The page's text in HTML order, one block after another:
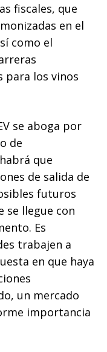
fiscales, que
en el
como el
para los vinos
se aboga por
de
que
de salida de
futuros
se llegue con
Es
trabajen a
en que haya
un mercado
importancia